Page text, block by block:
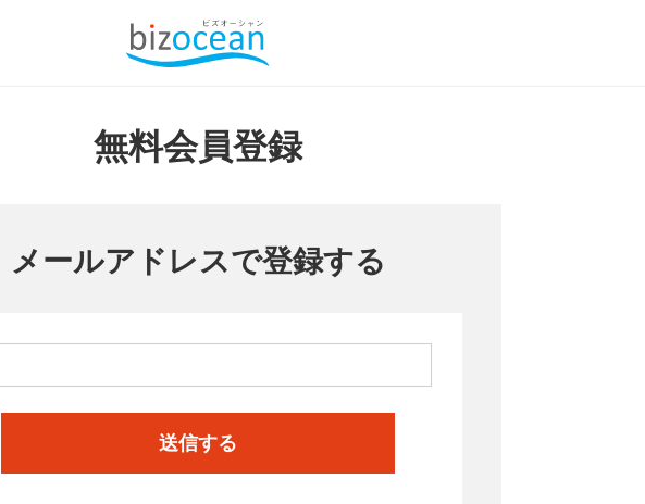
無料会員登録
メールアドレスで登録する
送信する